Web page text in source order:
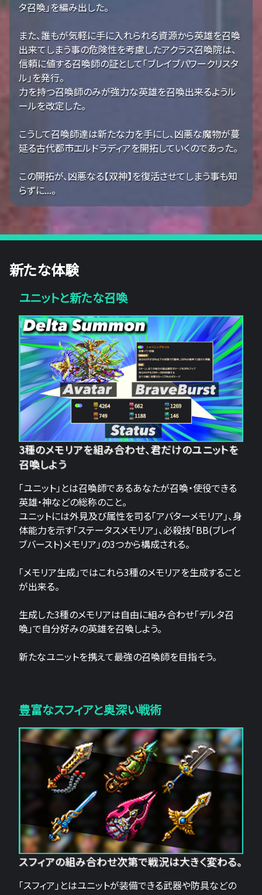
タ召喚」を編み出した。
また、誰もが気軽に手に入れられる資源から英雄を召喚
出来てしまう事の危険性を考慮したアクラス召喚院は、
信頼に値する召喚師の証として「ブレイブパワークリスタ
ル」を発行。
力を持つ召喚師のみが強力な英雄を召喚出来るようル
ールを改定した。
こうして召喚師達は新たな力を手にし、凶悪な魔物が蔓
延る古代都市エルドラディアを開拓していくのであった。
この開拓が、凶悪なる【双神】を復活させてしまう事も知
らずに...。
新たな体験
ユニットと新たな召喚
3種のメモリアを組み合わせ、君だけのユニットを
召喚しよう
「ユニット」とは召喚師であるあなたが召喚・使役できる
英雄・神などの総称のこと。
ユニットには外見及び属性を司る「アバターメモリア」、身
体能力を示す「ステータスメモリア」、必殺技「BB(ブレイ
ブバースト)メモリア」の3つから構成される。
「メモリア生成」ではこれら3種のメモリアを生成すること
が出来る。
生成した3種のメモリアは自由に組み合わせ「デルタ召
喚」で自分好みの英雄を召喚しよう。
新たなユニットを携えて最強の召喚師を目指そう。
豊富なスフィアと奥深い戦術
スフィアの組み合わせ次第で戦況は大きく変わる。
「スフィア」とはユニットが装備できる武器や防具などの